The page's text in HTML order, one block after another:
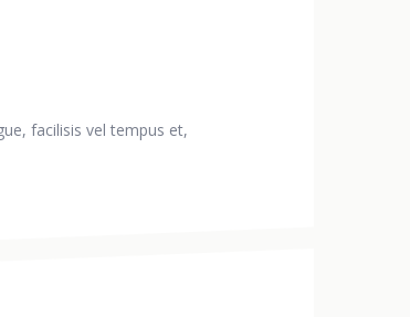
facilisis vel tempus et,